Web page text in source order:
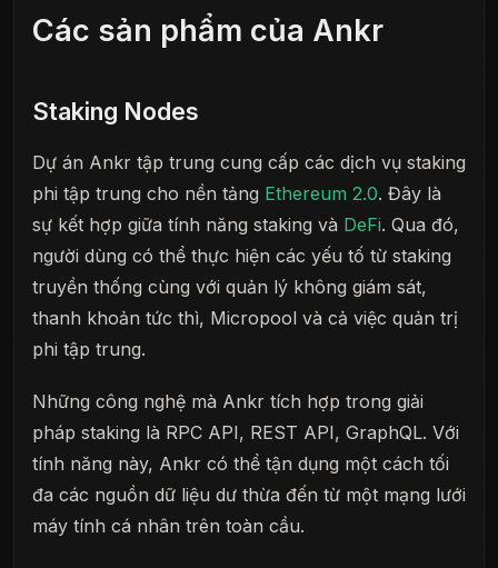
Các sản phẩm của Ankr
Staking Nodes
Dự án Ankr tập trung cung cấp các dịch vụ staking
phi tập trung cho nền tảng Ethereum 2.0. Đây là
sự kết hợp giữa tính năng staking và DeFi. Qua đó,
người dùng có thể thực hiện các yếu tố từ staking
truyền thống cùng với quản lý không giám sát,
thanh khoản tức thì, Micropool và cả việc quản trị
phi tập trung.
Những công nghệ mà Ankr tích hợp trong giải
pháp staking là RPC API, REST API, GraphQL. Với
tính năng này, Ankr có thể tận dụng một cách tối
đa các nguồn dữ liệu dư thừa đến từ một mạng lưới
máy tính cá nhân trên toàn cầu.